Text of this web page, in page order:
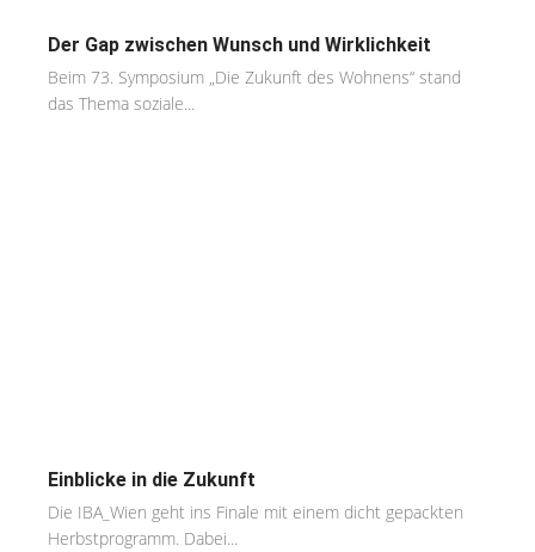
Der Gap zwischen Wunsch und Wirklichkeit
Beim 73. Symposium „Die Zukunft des Wohnens“ stand
das Thema soziale...
Einblicke in die Zukunft
Die IBA_Wien geht ins Finale mit einem dicht gepackten
Herbstprogramm. Dabei...